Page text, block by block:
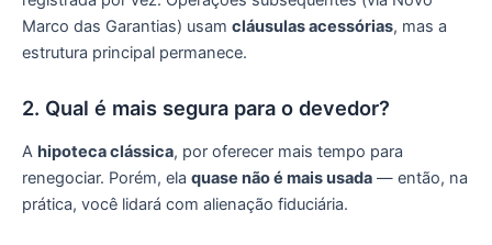
Marco das Garantias) usam cláusulas acessórias, mas a
estrutura principal permanece.
2. Qual é mais segura para o devedor?
A hipoteca clássica, por oferecer mais tempo para
renegociar. Porém, ela quase não é mais usada — então, na
prática, você lidará com alienação fiduciária.